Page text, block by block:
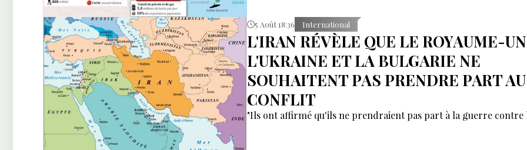
5 Août 18:36 International
L'IRAN RÉVÈLE QUE LE ROYAUME-
L'UKRAINE ET LA BULGARIE NE
SOUHAITENT PAS PRENDRE PART AU
CONFLIT
"Ils ont affirmé qu'ils ne prendraient pas part à la guerre contre